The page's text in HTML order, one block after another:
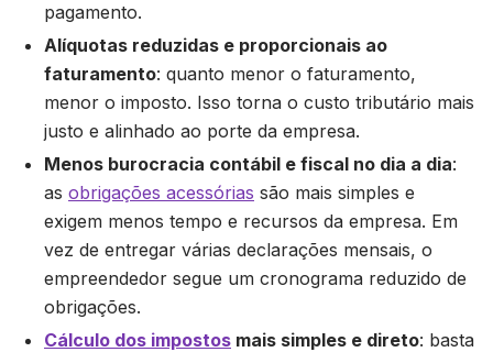
pagamento.
Alíquotas reduzidas e proporcionais ao
faturamento: quanto menor o faturamento,
menor o imposto. Isso torna o custo tributário mais
justo e alinhado ao porte da empresa.
Menos burocracia contábil e fiscal no dia a dia:
as obrigações acessórias são mais simples e
exigem menos tempo e recursos da empresa. Em
vez de entregar várias declarações mensais, o
empreendedor segue um cronograma reduzido de
obrigações.
Cálculo dos impostos mais simples e direto: basta